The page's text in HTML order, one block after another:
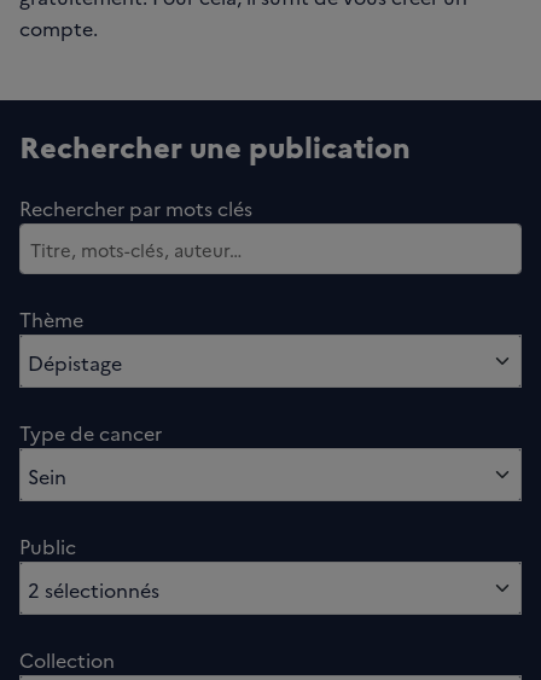
compte.
Rechercher une publication
Rechercher par mots clés
Thème
Dépistagesélectionnés
Type de cancer
Sein
Public
Médecins généralistes , Professionnels de santé
2 sélectionnés
Collection